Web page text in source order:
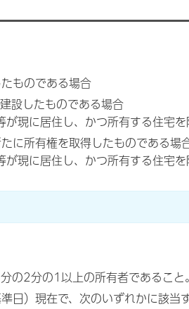
ものである場合
設したものである場合
が現に居住し、かつ所有する住宅を
に所有権を取得したものである場
が現に居住し、かつ所有する住宅を
の2分の1以上の所有者であること
日）現在で、次のいずれかに該当